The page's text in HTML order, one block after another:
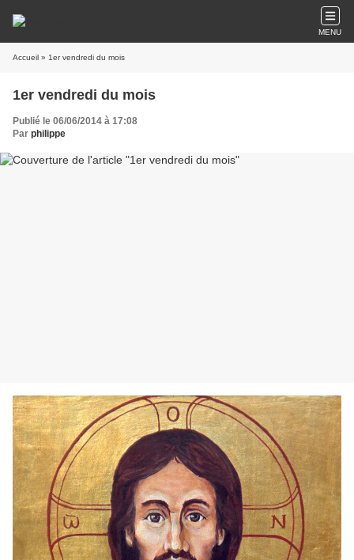
MENU
Accueil » 1er vendredi du mois
1er vendredi du mois
Publié le 06/06/2014 à 17:08
Par philippe